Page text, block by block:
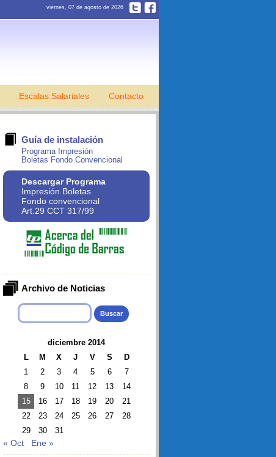
viernes, 07 de agosto de 2026
Escalas Salariales Contacto
Guía de instalación
Programa Impresión
Boletas Fondo Convencional
Descargar Programa
Impresión Boletas
Fondo convencional
Art.29 CCT 317/99
Archivo de Noticias
Buscar:
diciembre 2014
L
M X J V S
D
1
2 3 4 5 6
7
8
9 10 11 12 13
14
15
16 17 18 19 20
21
22
23 24 25 26 27
28
29
30 31
« Oct Ene »